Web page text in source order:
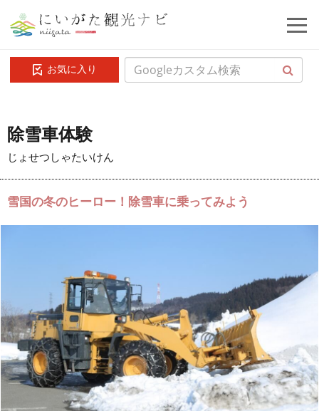
お気に入り
除雪車体験
じょせつしゃたいけん
雪国の冬のヒーロー！除雪車に乗ってみよう